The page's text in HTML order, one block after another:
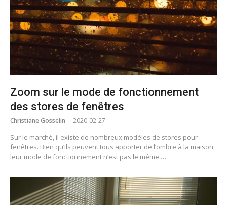
Zoom sur le mode de fonctionnement
des stores de fenêtres
Christiane Gosselin 2020-02-27
Sur le marché, il existe de nombreux modèles de stores pour
fenêtres. Bien qu’ils peuvent tous apporter de l’ombre à la maison,
leur mode de fonctionnement n’est pas le même.…